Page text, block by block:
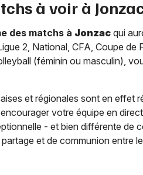
à voir à
des matchs à Jonzac qui
2, National, CFA, Coupe de
(féminin ou masculin),
et régionales sont en effet
votre équipe en
- et bien différente de
et de communion entre